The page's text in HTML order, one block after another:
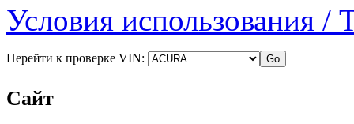
Условия использования /
Перейти к проверке VIN:
Сайт